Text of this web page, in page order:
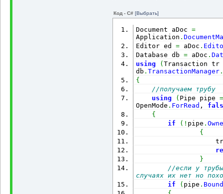
Код - C# [Выбрать]
Document aDoc =
Application .
Editor ed = aDoc .
Database db = aDoc .
using
(Transaction
db .TransactionManager
{
//получаем трубу
using
( Pipe pipe
OpenMode . ForRead ,
{
if
( ! pipe .
{
}
//если у
случаях их нет но
if
( pipe .